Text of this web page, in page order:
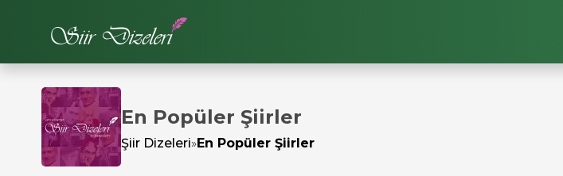
En Popüler Şiirler
Şiir Dizeleri»En Popüler Şiirler